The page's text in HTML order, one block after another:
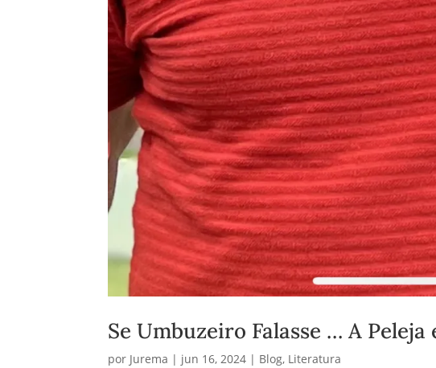
Se Umbuzeiro Falasse … A
por Jurema | jun 16, 2024 | Blog, Literatura